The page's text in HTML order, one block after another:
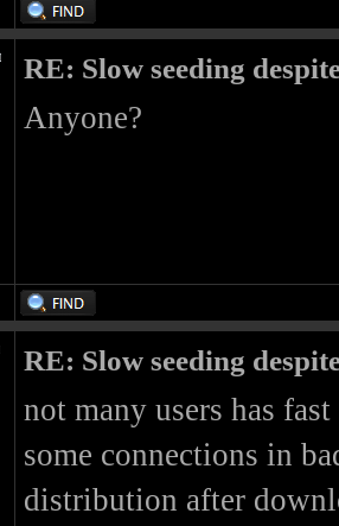
RE: Slow seeding
Anyone?
RE: Slow seeding
not many users has
some connections in
distribution after